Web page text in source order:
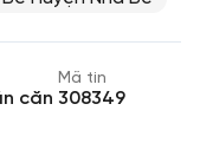
căn
Mã tin
308349